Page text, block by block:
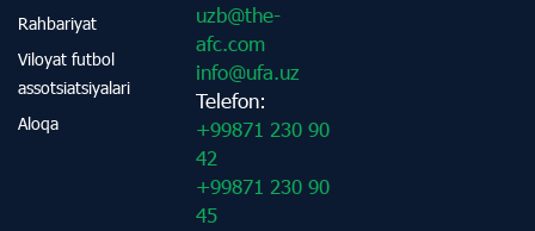
Rahbariyat
Viloyat futbol
assotsiatsiyalari
Aloqa
uzb@the-
afc.com
info@ufa.uz
Telefon:
+99871 230 90
42
+99871 230 90
45